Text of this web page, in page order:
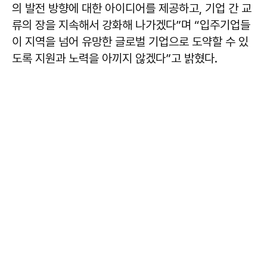
의 발전 방향에 대한 아이디어를 제공하고, 기업 간 교
류의 장을 지속해서 강화해 나가겠다”며 “입주기업들
이 지역을 넘어 유망한 글로벌 기업으로 도약할 수 있
도록 지원과 노력을 아끼지 않겠다”고 밝혔다.